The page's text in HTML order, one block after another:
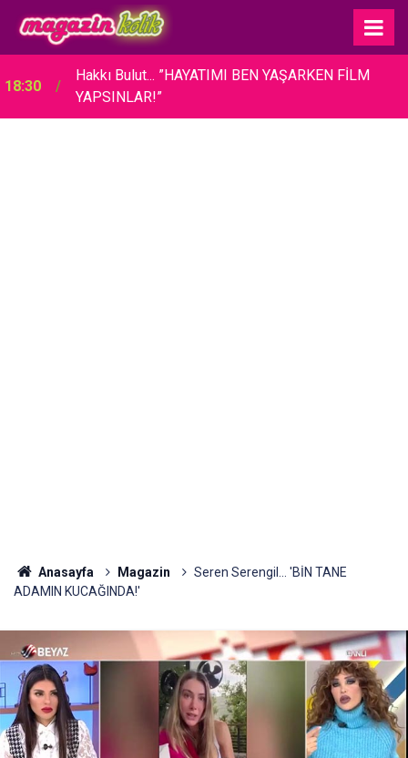
18:30
Hakkı Bulut... ”HAYATIMI BEN YAŞARKEN FİLM
YAPSINLAR!”
Anasayfa Magazin
Seren Serengil... 'BİN TANE
ADAMIN KUCAĞINDA!'